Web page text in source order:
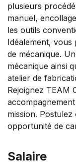
plusieurs
manuel,
les outils
Idéalement, vous
de mécanique.
mécanique ainsi
atelier de
Rejoignez TEAM
mission.
opportunité de
Salaire